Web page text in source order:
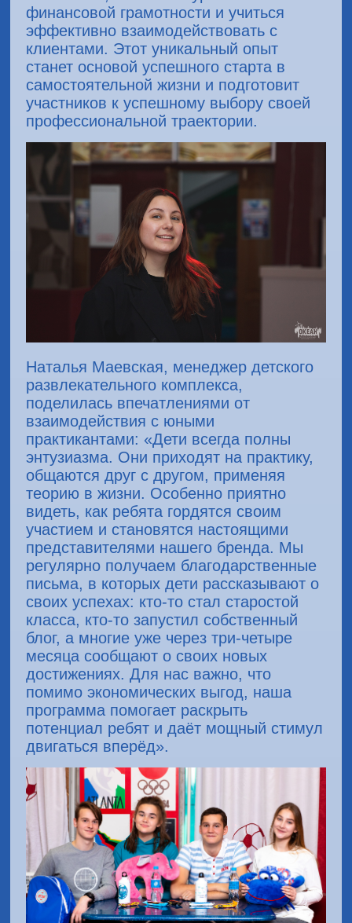
финансовой грамотности и учиться
эффективно взаимодействовать с
клиентами. Этот уникальный опыт
станет основой успешного старта в
самостоятельной жизни и подготовит
участников к успешному выбору своей
профессиональной траектории.
Наталья Маевская, менеджер детского
развлекательного комплекса,
поделилась впечатлениями от
взаимодействия с юными
практикантами: «Дети всегда полны
энтузиазма. Они приходят на практику,
общаются друг с другом, применяя
теорию в жизни. Особенно приятно
видеть, как ребята гордятся своим
участием и становятся настоящими
представителями нашего бренда. Мы
регулярно получаем благодарственные
письма, в которых дети рассказывают о
своих успехах: кто-то стал старостой
класса, кто-то запустил собственный
блог, а многие уже через три-четыре
месяца сообщают о своих новых
достижениях. Для нас важно, что
помимо экономических выгод, наша
программа помогает раскрыть
потенциал ребят и даёт мощный стимул
двигаться вперёд».